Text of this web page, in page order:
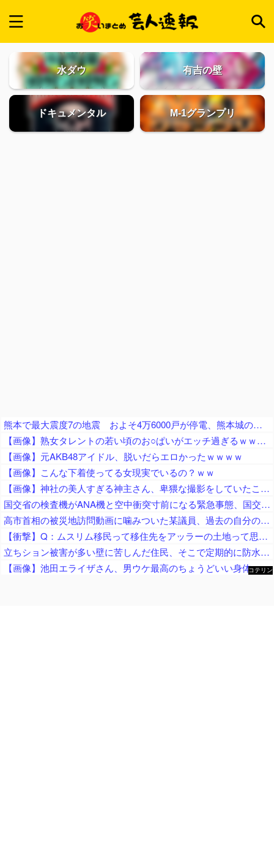
水ダウ 有吉の壁
ドキュメンタル M-1グランプリ
熊本で最大震度7の地震 およそ4万6000戸が停電、熊本城の石垣が崩れたとの情報 川内・玄海原発に異常なし、通常運転継続中 生放送中だったジャパネットさん、ヘルメット被って地震情報を伝える
【画像】熟女タレントの若い頃のお○ぱいがエッチ過ぎるｗｗｗｗｗ
【画像】元AKB48アイドル、脱いだらエロかったｗｗｗｗ
【画像】こんな下着使ってる女現実でいるの？ｗｗ
【画像】神社の美人すぎる神主さん、卑猥な撮影をしていたことが判明ｗｗｗｗｗｗｗｗ
国交省の検査機がANA機と空中衝突寸前になる緊急事態、国交省側は己の非を頑として認めず……
高市首相の被災地訪問動画に噛みついた某議員、過去の自分のやらかしを速攻で掘り起こされてしまい……
【衝撃】Q：ムスリム移民って移住先をアッラーの土地って思ってるの？ → 衝撃の回答がコチラ → ｗｗｗｗｗｗｗｗｗｗｗｗｗｗ
立ちション被害が多い壁に苦しんだ住民、そこで定期的に防水スプレーを吹きかけておいた結果……
【画像】池田エライザさん、男ウケ最高のちょうどいい身体ｗｗｗｗ
コテリン